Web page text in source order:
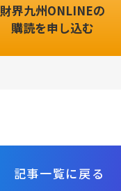
財界九州ONLINEの
購読を申し込む
記事一覧に戻る